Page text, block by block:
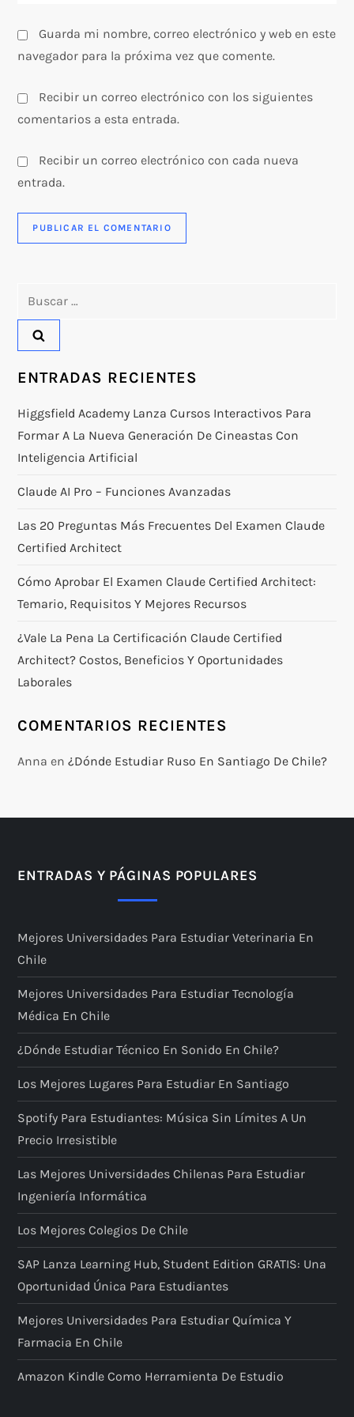
Guarda mi nombre, correo electrónico y web en este
navegador para la próxima vez que comente.
Recibir un correo electrónico con los siguientes
comentarios a esta entrada.
Recibir un correo electrónico con cada nueva
entrada.
ENTRADAS RECIENTES
Higgsfield Academy Lanza Cursos Interactivos Para
Formar A La Nueva Generación De Cineastas Con
Inteligencia Artificial
Claude AI Pro – Funciones Avanzadas
Las 20 Preguntas Más Frecuentes Del Examen Claude
Certified Architect
Cómo Aprobar El Examen Claude Certified Architect:
Temario, Requisitos Y Mejores Recursos
¿Vale La Pena La Certificación Claude Certified
Architect? Costos, Beneficios Y Oportunidades
Laborales
COMENTARIOS RECIENTES
Anna en¿Dónde Estudiar Ruso En Santiago De Chile?
ENTRADAS Y PÁGINAS POPULARES
Mejores Universidades Para Estudiar Veterinaria En
Chile
Mejores Universidades Para Estudiar Tecnología
Médica En Chile
¿Dónde Estudiar Técnico En Sonido En Chile?
Los Mejores Lugares Para Estudiar En Santiago
Spotify Para Estudiantes: Música Sin Límites A Un
Precio Irresistible
Las Mejores Universidades Chilenas Para Estudiar
Ingeniería Informática
Los Mejores Colegios De Chile
SAP Lanza Learning Hub, Student Edition GRATIS: Una
Oportunidad Única Para Estudiantes
Mejores Universidades Para Estudiar Química Y
Farmacia En Chile
Amazon Kindle Como Herramienta De Estudio